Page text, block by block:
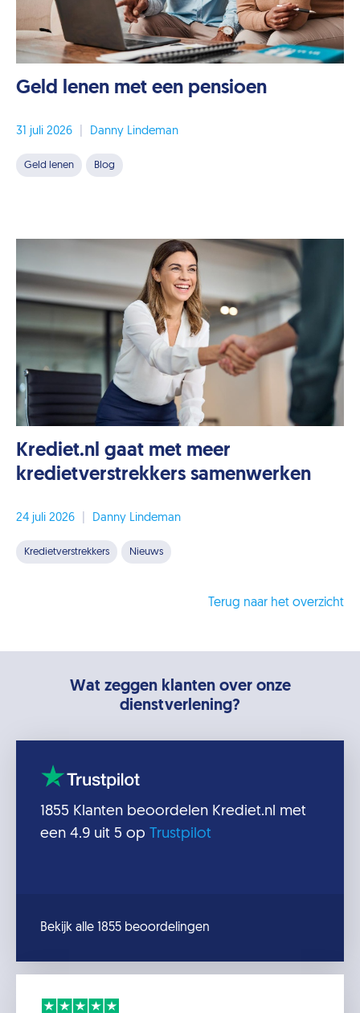
Geld lenen met een pensioen
31 juli 2026 Danny Lindeman
Geld lenen Blog
Krediet.nl gaat met meer
kredietverstrekkers samenwerken
24 juli 2026 Danny Lindeman
Kredietverstrekkers Nieuws
Terug naar het overzicht
Wat zeggen klanten over onze
dienstverlening?
1855 Klanten beoordelen Krediet.nl met
een 4.9 uit 5 op Trustpilot
Bekijk alle 1855 beoordelingen